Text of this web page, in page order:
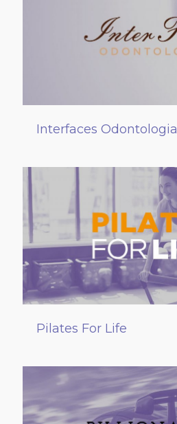
Interfaces Odontologia
Pilates For Life